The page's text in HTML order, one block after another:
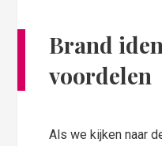
Brand
voordelen
Als we kijken naar